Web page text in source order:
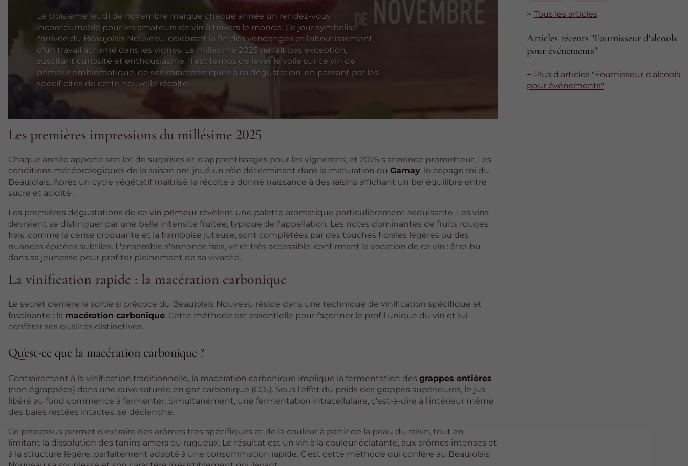
Tous les articles
Articles récents "Fournisseur d'alcools
pour événements"
Plus d'articles "Fournisseur d'alcools
pour événements"
Le troisième jeudi de novembre marque chaque année un rendez-vous
incontournable pour les amateurs de vin à travers le monde. Ce jour symbolise
l'arrivée du Beaujolais Nouveau, célébrant la fin des vendanges et l'aboutissement
d'un travail acharné dans les vignes. Le millésime 2025 ne fait pas exception,
suscitant curiosité et enthousiasme. Il est temps de lever le voile sur ce vin de
primeur emblématique, de ses caractéristiques à sa dégustation, en passant par les
spécificités de cette nouvelle récolte.
Les premières impressions du millésime 2025
Chaque année apporte son lot de surprises et d'apprentissages pour les vignerons, et 2025 s'annonce prometteur. Les
conditions météorologiques de la saison ont joué un rôle déterminant dans la maturation du Gamay, le cépage roi du
Beaujolais. Après un cycle végétatif maîtrisé, la récolte a donné naissance à des raisins affichant un bel équilibre entre
sucre et acidité.
Les premières dégustations de ce vin primeur révèlent une palette aromatique particulièrement séduisante. Les vins
devraient se distinguer par une belle intensité fruitée, typique de l'appellation. Les notes dominantes de fruits rouges
frais, comme la cerise croquante et la framboise juteuse, sont complétées par des touches florales légères ou des
nuances épicées subtiles. L'ensemble s'annonce frais, vif et très accessible, confirmant la vocation de ce vin : être bu
dans sa jeunesse pour profiter pleinement de sa vivacité.
La vinification rapide : la macération carbonique
Le secret derrière la sortie si précoce du Beaujolais Nouveau réside dans une technique de vinification spécifique et
fascinante : la macération carbonique. Cette méthode est essentielle pour façonner le profil unique du vin et lui
conférer ses qualités distinctives.
Qu'est-ce que la macération carbonique ?
Contrairement à la vinification traditionnelle, la macération carbonique implique la fermentation des grappes entières
(non égrappées) dans une cuve saturée en gaz carbonique (CO₂). Sous l'effet du poids des grappes supérieures, le jus
libéré au fond commence à fermenter. Simultanément, une fermentation intracellulaire, c'est-à-dire à l'intérieur même
des baies restées intactes, se déclenche.
Ce processus permet d'extraire des arômes très spécifiques et de la couleur à partir de la peau du raisin, tout en
limitant la dissolution des tanins amers ou rugueux. Le résultat est un vin à la couleur éclatante, aux arômes intenses et
à la structure légère, parfaitement adapté à une consommation rapide. C'est cette méthode qui confère au Beaujolais